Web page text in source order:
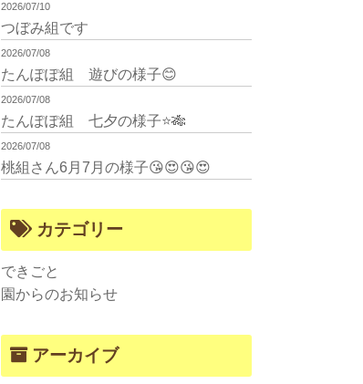
2026/07/10
つぼみ組です
2026/07/08
たんぽぽ組 遊びの様子😊
2026/07/08
たんぽぽ組 七夕の様子⭐🎋
2026/07/08
桃組さん6月7月の様子😘😍😘😍
カテゴリー
できごと
園からのお知らせ
アーカイブ